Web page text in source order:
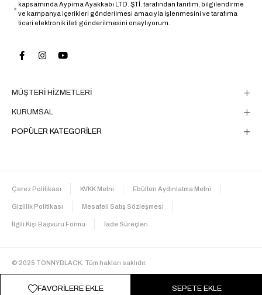
FAVORILERE EKLE
MÜŞTERİ HİZMETLERİ
KURUMSAL
POPÜLER KATEGORİLER
kapsamında Aypima Ayakkabı LTD. ŞTİ. tarafından tanıtım, bilgilendirme
ve kampanya içerikleri gönderilmesi amacıyla işlenmesini ve tarafıma
ticari elektronik ileti gönderilmesini onaylıyorum.
Çerez Politikası KVKK Metni Ebülten Aydınlatma Metni
Gizlilik Politikası Mesafeli Satış Sözleşmesi
İlgili Kişi Başvuru Formu İade Süreçleri
© 2025 TONNYBLACK. Tüm hakları saklıdır.